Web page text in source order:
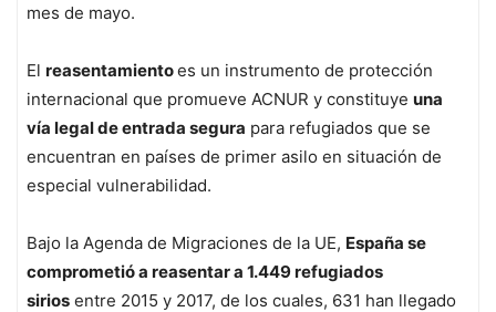
mes de mayo.
El reasentamientoes un instrumento de protección
internacional que promueve ACNUR y constituye una
vía legal de entrada segura para refugiados que se
encuentran en países de primer asilo en situación de
especial vulnerabilidad.
Bajo la Agenda de Migraciones de la UE, España se
comprometió a reasentar a 1.449 refugiados
sirios entre 2015 y 2017, de los cuales, 631 han llegado